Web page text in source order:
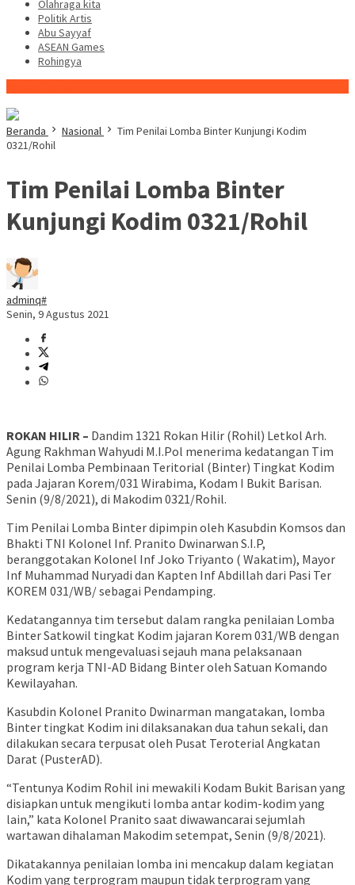
Olahraga kita
Politik Artis
Abu Sayyaf
ASEAN Games
Rohingya
Beranda Nasional
Tim Penilai Lomba Binter Kunjungi Kodim
0321/Rohil
Tim Penilai Lomba Binter
Kunjungi Kodim 0321/Rohil
adminq#
Senin, 9 Agustus 2021
ROKAN HILIR – Dandim 1321 Rokan Hilir (Rohil) Letkol Arh.
Agung Rakhman Wahyudi M.I.Pol menerima kedatangan Tim
Penilai Lomba Pembinaan Teritorial (Binter) Tingkat Kodim
pada Jajaran Korem/031 Wirabima, Kodam I Bukit Barisan.
Senin (9/8/2021), di Makodim 0321/Rohil.
Tim Penilai Lomba Binter dipimpin oleh Kasubdin Komsos dan
Bhakti TNI Kolonel Inf. Pranito Dwinarwan S.I.P,
beranggotakan Kolonel Inf Joko Triyanto ( Wakatim), Mayor
Inf Muhammad Nuryadi dan Kapten Inf Abdillah dari Pasi Ter
KOREM 031/WB/ sebagai Pendamping.
Kedatangannya tim tersebut dalam rangka penilaian Lomba
Binter Satkowil tingkat Kodim jajaran Korem 031/WB dengan
maksud untuk mengevaluasi sejauh mana pelaksanaan
program kerja TNI-AD Bidang Binter oleh Satuan Komando
Kewilayahan.
Kasubdin Kolonel Pranito Dwinarman mangatakan, lomba
Binter tingkat Kodim ini dilaksanakan dua tahun sekali, dan
dilakukan secara terpusat oleh Pusat Teroterial Angkatan
Darat (PusterAD).
“Tentunya Kodim Rohil ini mewakili Kodam Bukit Barisan yang
disiapkan untuk mengikuti lomba antar kodim-kodim yang
lain,” kata Kolonel Pranito saat diwawancarai sejumlah
wartawan dihalaman Makodim setempat, Senin (9/8/2021).
Dikatakannya penilaian lomba ini mencakup dalam kegiatan
Kodim yang terprogram maupun tidak terprogram yang